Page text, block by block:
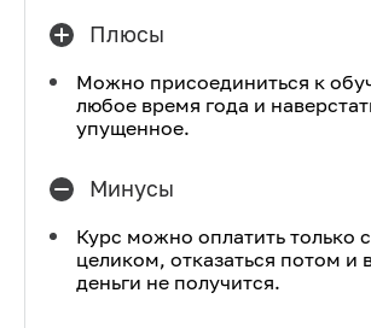
Плюсы
Можно присоединиться к
любое время года и
упущенное.
Минусы
Курс можно оплатить только
целиком, отказаться потом и
деньги не получится.